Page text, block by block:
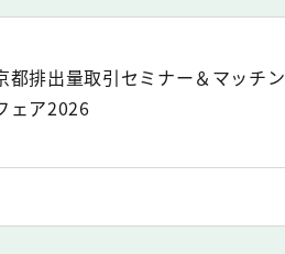
都排出量取引セミナー＆マッチン
ェア2026